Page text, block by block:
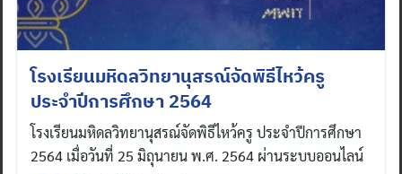
โรงเรียนมหิดลวิทยานุสรณ์จัดพิธีไหว้ครู
ประจำปีการศึกษา 2564
โรงเรียนมหิดลวิทยานุสรณ์จัดพิธีไหว้ครู ประจำปีการศึกษา
2564 เมื่อวันที่ 25 มิถุนายน พ.ศ. 2564 ผ่านระบบออนไลน์